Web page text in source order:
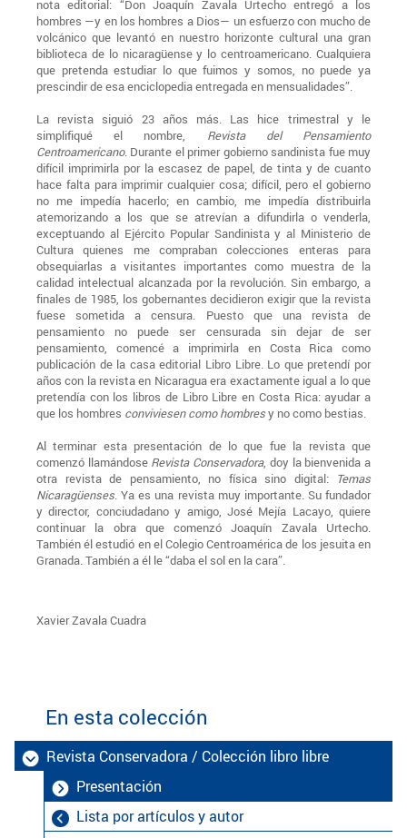
nota editorial: “Don Joaquín Zavala Urtecho entregó a los
hombres —y en los hombres a Dios— un esfuerzo con mucho de
volcánico que levantó en nuestro horizonte cultural una gran
biblioteca de lo nicaragüense y lo centroamericano. Cualquiera
que pretenda estudiar lo que fuimos y somos, no puede ya
prescindir de esa enciclopedia entregada en mensualidades”.
La revista siguió 23 años más. Las hice trimestral y le
simplifiqué el nombre, Revista del Pensamiento
Centroamericano. Durante el primer gobierno sandinista fue muy
difícil imprimirla por la escasez de papel, de tinta y de cuanto
hace falta para imprimir cualquier cosa; difícil, pero el gobierno
no me impedía hacerlo; en cambio, me impedía distribuirla
atemorizando a los que se atrevían a difundirla o venderla,
exceptuando al Ejército Popular Sandinista y al Ministerio de
Cultura quienes me compraban colecciones enteras para
obsequiarlas a visitantes importantes como muestra de la
calidad intelectual alcanzada por la revolución. Sin embargo, a
finales de 1985, los gobernantes decidieron exigir que la revista
fuese sometida a censura. Puesto que una revista de
pensamiento no puede ser censurada sin dejar de ser
pensamiento, comencé a imprimirla en Costa Rica como
publicación de la casa editorial Libro Libre. Lo que pretendí por
años con la revista en Nicaragua era exactamente igual a lo que
pretendía con los libros de Libro Libre en Costa Rica: ayudar a
que los hombres conviviesen como hombresy no como bestias.
Al terminar esta presentación de lo que fue la revista que
comenzó llamándose Revista Conservadora, doy la bienvenida a
otra revista de pensamiento, no física sino digital: Temas
Nicaragüenses . Ya es una revista muy importante. Su fundador
y director, conciudadano y amigo, José Mejía Lacayo, quiere
continuar la obra que comenzó Joaquín Zavala Urtecho.
También él estudió en el Colegio Centroamérica de los jesuita en
Granada. También a él le “daba el sol en la cara”.
Xavier Zavala Cuadra
En esta colección
Revista Conservadora / Colección libro libre
Presentación
Lista por artículos y autor